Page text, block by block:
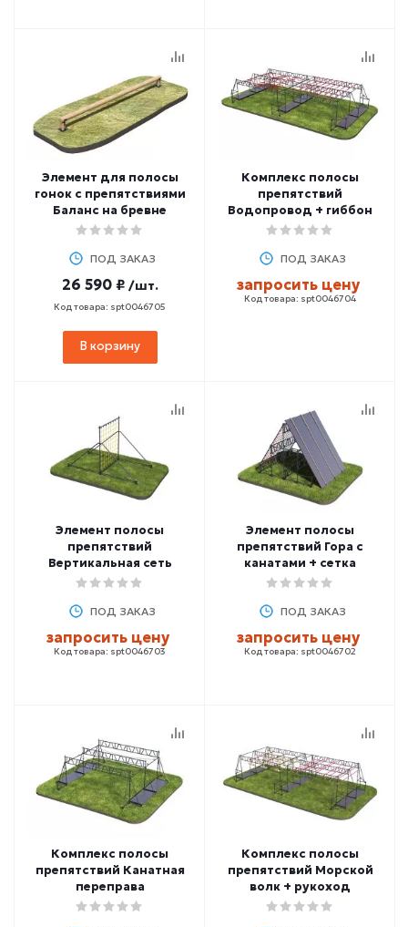
Элемент для полосы
гонок с препятствиями
Баланс на бревне
ПОД ЗАКАЗ
26 590 ₽ /шт.
Код товара: spt0046705
В корзину
Комплекс полосы
препятствий
Водопровод + гиббон
ПОД ЗАКАЗ
запросить цену
Код товара: spt0046704
Элемент полосы
препятствий
Вертикальная сеть
ПОД ЗАКАЗ
запросить цену
Код товара: spt0046703
Элемент полосы
препятствий Гора с
канатами + сетка
ПОД ЗАКАЗ
запросить цену
Код товара: spt0046702
Комплекс полосы
препятствий Канатная
переправа
Комплекс полосы
препятствий Морской
волк + рукоход